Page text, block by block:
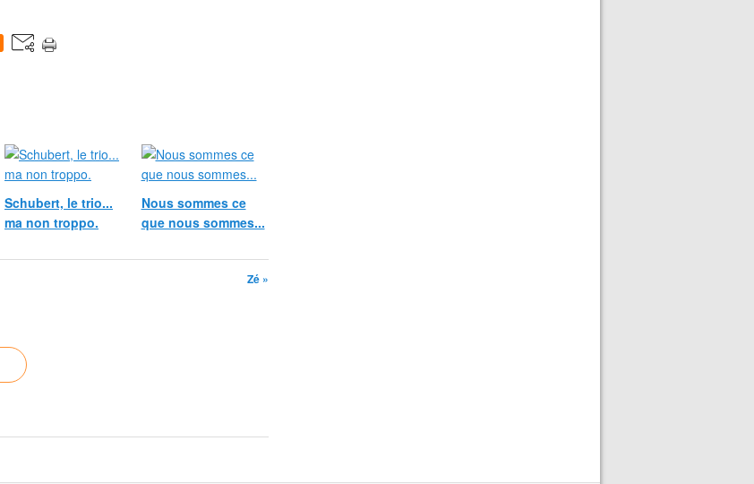
Schubert, le trio...
ma non troppo.
Nous sommes ce
que nous sommes...
Zé »